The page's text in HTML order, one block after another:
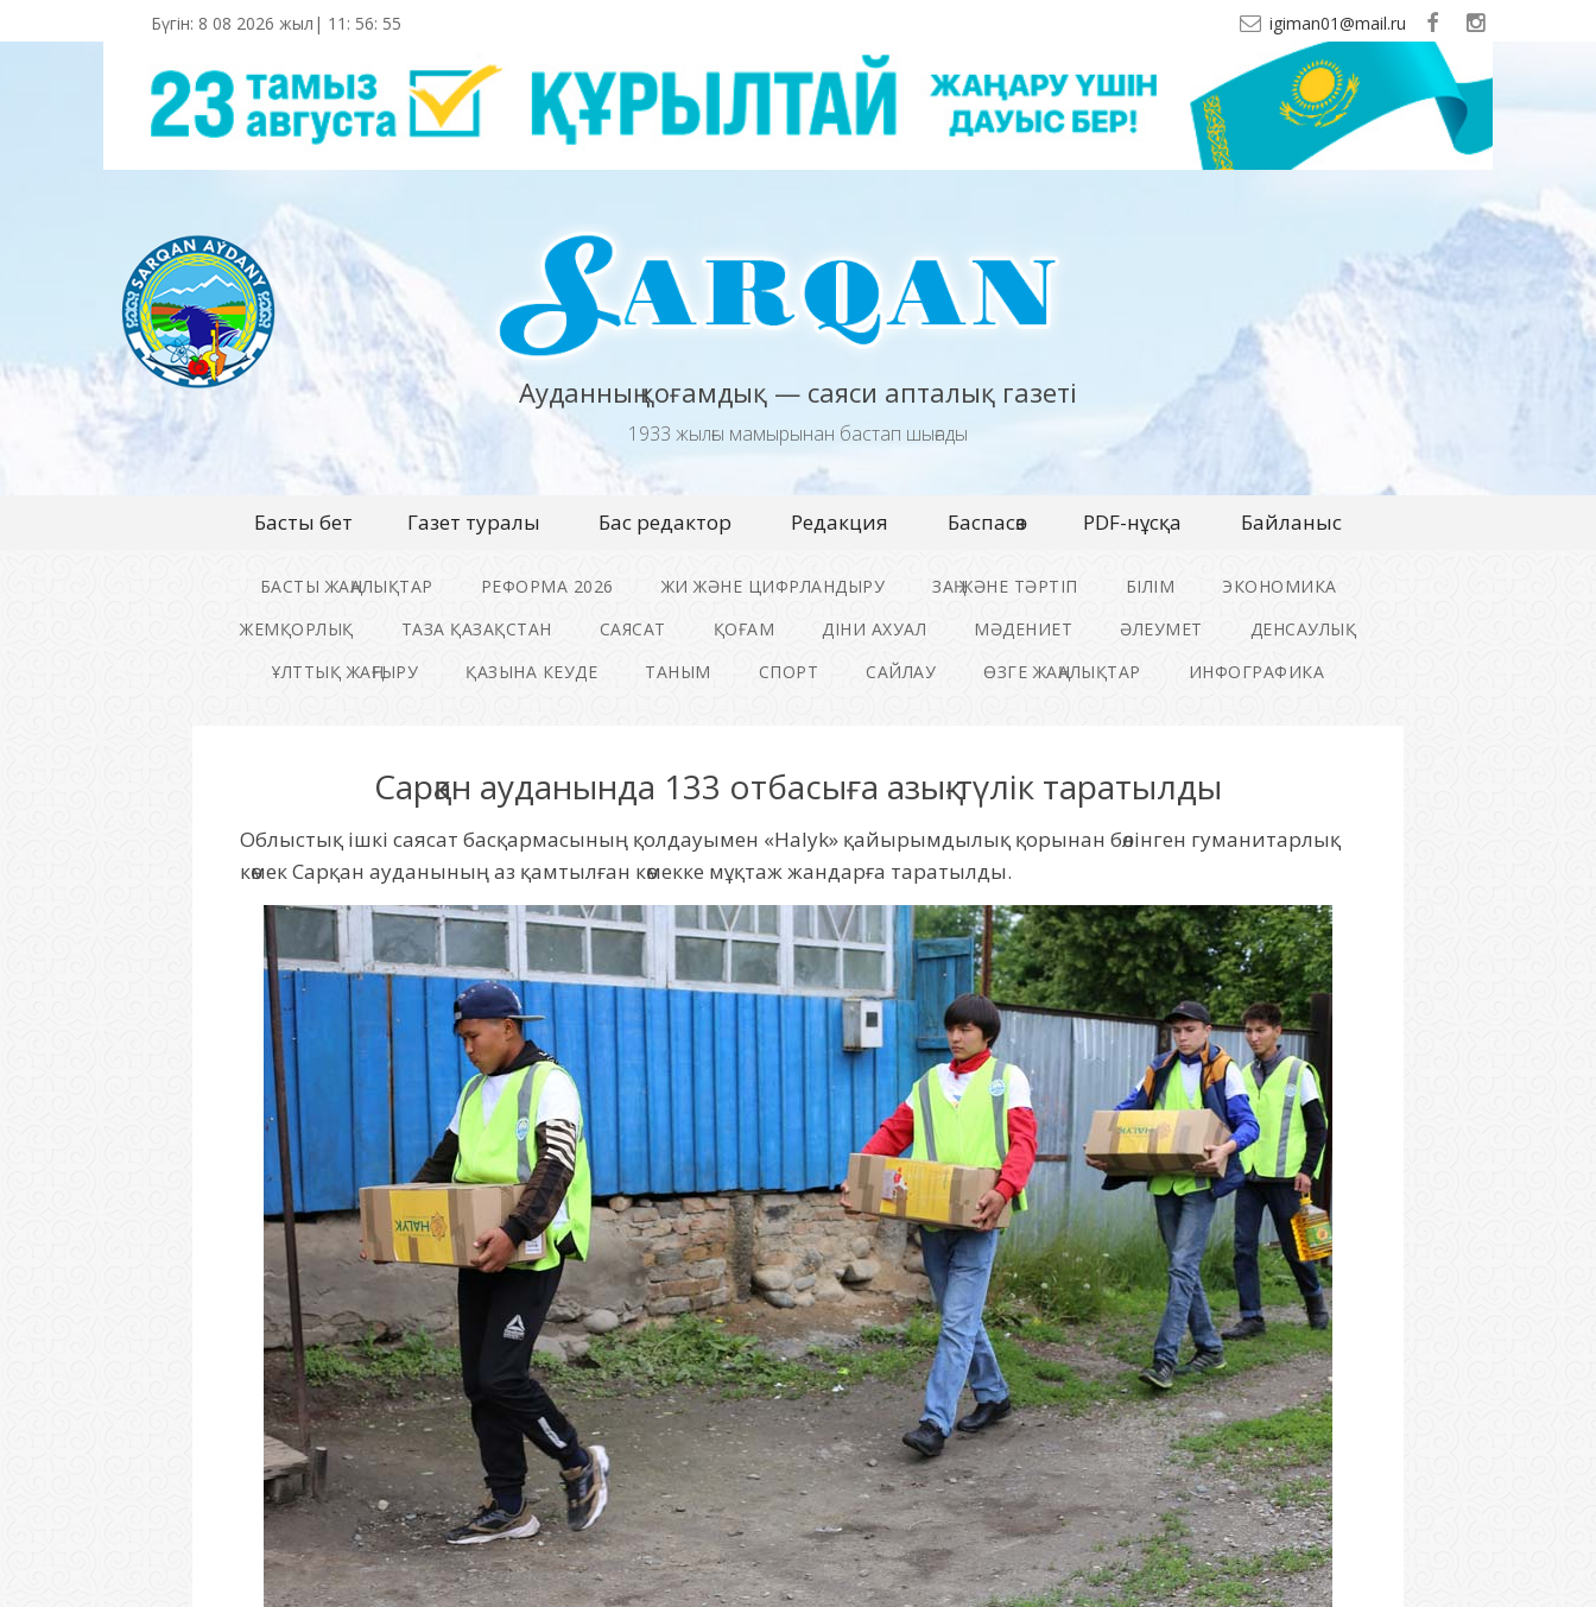
Бүгін: 8 08 2026 жыл| 11 : 56: 58 igiman01@mail.ru
Ауданның қоғамдық — саяси апталық газеті
1933 жылғы мамырынан бастап шығады
Басты бет Газет туралы Бас редактор Редакция Баспасөз PDF-нұсқа Байланыс
БАСТЫ ЖАҢАЛЫҚТАР РЕФОРМА 2026 ЖИ ЖӘНЕ ЦИФРЛАНДЫРУ ЗАҢ ЖӘНЕ ТӘРТІП БІЛІМ
ЭКОНОМИКА
ЖЕМҚОРЛЫҚ
ТАЗА ҚАЗАҚСТАН САЯСАТ ҚОҒАМ ДІНИ АХУАЛ МӘДЕНИЕТ ӘЛЕУМЕТ
ДЕНСАУЛЫҚ
ҰЛТТЫҚ ЖАҢҒЫРУ
ҚАЗЫНА КЕУДЕ ТАНЫМ СПОРТ САЙЛАУ ӨЗГЕ ЖАҢАЛЫҚТАР ИНФОГРАФИКА
Сарқан ауданында 133 отбасыға азық-түлік таратылды
Облыстық ішкі саясат басқармасының қолдауымен «Halyk» қайырымдылық қорынан бөлінген гуманитарлық
көмек Сарқан ауданының аз қамтылған көмекке мұқтаж жандарға таратылды.